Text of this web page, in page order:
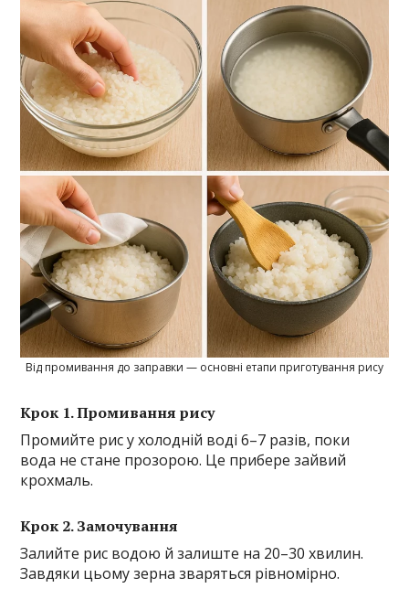
Від промивання до заправки — основні етапи приготування рису
Крок 1. Промивання рису
Промийте рис у холодній воді 6–7 разів, поки
вода не стане прозорою. Це прибере зайвий
крохмаль.
Крок 2. Замочування
Залийте рис водою й залиште на 20–30 хвилин.
Завдяки цьому зерна зваряться рівномірно.